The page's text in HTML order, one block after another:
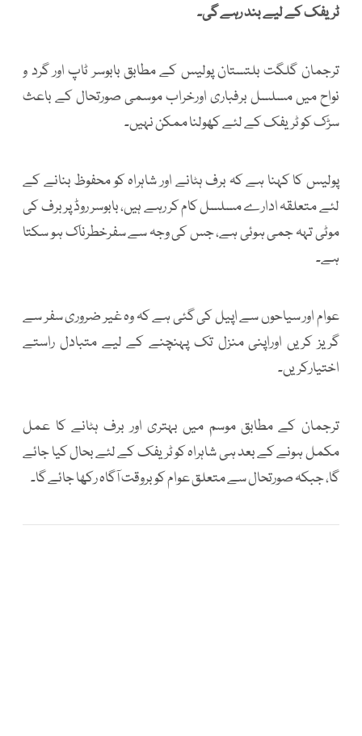
ٹریفک کے لیے بند رہے گی۔
ترجمان گلگت بلتستان پولیس کے مطابق بابوسر ٹاپ اور گرد و
نواح میں مسلسل برفباری اورخراب موسمی صورتحال کے باعث
سڑک کو ٹریفک کے لئے کھولنا ممکن نہیں۔
پولیس کا کہنا ہے کہ برف ہٹانے اور شاہراہ کو محفوظ بنانے کے
لئے متعلقہ ادارے مسلسل کام کر رہے ہیں، بابوسر روڈ پر برف کی
موٹی تہہ جمی ہوئی ہے، جس کی وجہ سے سفرخطرناک ہو سکتا
ہے۔
عوام اور سیاحوں سے اپیل کی گئی ہے کہ وہ غیر ضروری سفر سے
گریز کریں اوراپنی منزل تک پہنچنے کے لیے متبادل راستے
اختیارکریں۔
ترجمان کے مطابق موسم میں بہتری اور برف ہٹانے کا عمل
مکمل ہونے کے بعد ہی شاہراہ کو ٹریفک کے لئے بحال کیا جائے
گا، جبکہ صورتحال سے متعلق عوام کو بروقت آگاہ رکھا جائے گا۔